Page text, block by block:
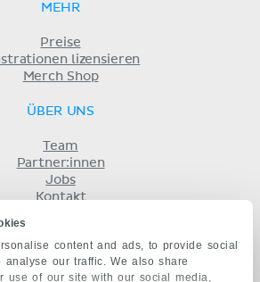
content and ads, to provide social
analyse our traffic. We also share
use of our site with our social media,
MEHR
Preise
lizensieren
Merch Shop
ÜBER UNS
Team
Partner:innen
Jobs
Kontakt
Datenschutz
KENHUB AUF...